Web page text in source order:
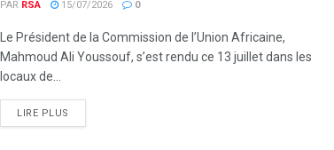
PAR RSA 15/07/2026 0
Le Président de la Commission de l’Union Africaine,
Mahmoud Ali Youssouf, s’est rendu ce 13 juillet dans les
locaux de...
LIRE PLUS